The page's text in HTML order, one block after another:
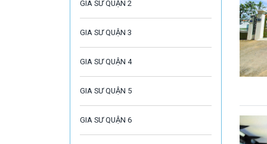
GIA SƯ QUẬN 2
GIA SƯ QUẬN 3
GIA SƯ QUẬN 4
GIA SƯ QUẬN 5
GIA SƯ QUẬN 6